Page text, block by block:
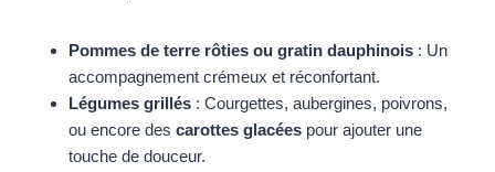
Pommes de terre rôties ou gratin dauphinois : Un
accompagnement crémeux et réconfortant.
Légumes grillés : Courgettes, aubergines, poivrons,
ou encore des carottes glacées pour ajouter une
touche de douceur.